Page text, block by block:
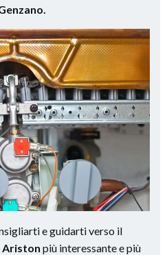
e guidarti verso il
Ariston più interessante e più